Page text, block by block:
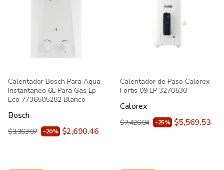
Calentador Bosch Para Agua
Instantaneo 6L Para Gas Lp
Eco 7736505282 Blanco
Bosch
$3,363.07 -20% $2,690.46
Calentador de Paso Calorex
Fortis 09 LP 3270530
Calorex
$7,426.04 -25% $5,569.53